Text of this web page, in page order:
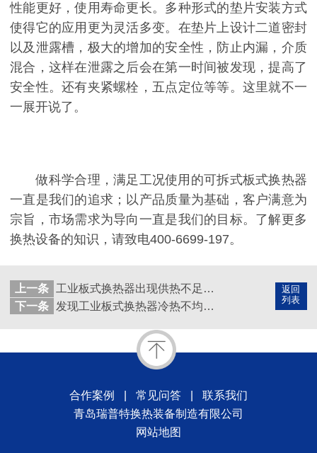
性能更好，使用寿命更长。多种形式的垫片安装方式
使得它的应用更为灵活多变。在垫片上设计二道密封
以及泄露槽，极大的增加的安全性，防止内漏，介质
混合，这样在泄露之后会在第一时间被发现，提高了
安全性。还有夹紧螺栓，五点定位等等。这里就不一
一展开说了。
做科学合理，满足工况使用的可拆式板式换热器
一直是我们的追求；以产品质量为基础，客户满意为
宗旨，市场需求为导向一直是我们的目标。了解更多
换热设备的知识，请致电400-6699-197。
返回
列表
上一条
工业板式换热器出现供热不足需重视
下一条
发现工业板式换热器冷热不均，千万要注意
合作案例 常见问答
联系我们
青岛瑞普特换热装备制造有限公司
网站地图